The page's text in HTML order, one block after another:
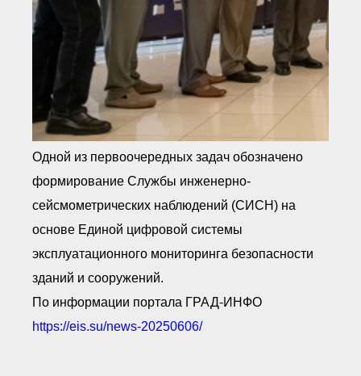
Одной из первоочередных задач обозначено
формирование Службы инженерно-
сейсмометрических наблюдений (СИСН) на
основе Единой цифровой системы
эксплуатационного мониторинга безопасности
зданий и сооружений.
По информации портала ГРАД-ИНФО
https://eis.su/news-20250606/